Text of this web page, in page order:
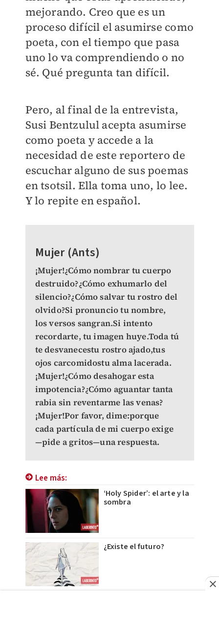
mejorando. Creo que es un
proceso difícil el asumirse como
poeta, con el tiempo que pasa
uno lo va comprendiendo o no
sé. Qué pregunta tan difícil.
Pero, al final de la entrevista,
Susi Bentzulul acepta asumirse
como poeta y accede a la
necesidad de este reportero de
escuchar alguno de sus poemas
en tsotsil. Ella toma uno, lo lee.
Y lo repite en español.
Mujer (Ants)
¡Mujer!¿Cómo nombrar tu cuerpo
destruido?¿Cómo exhumarlo del
silencio?¿Cómo salvar tu rostro del
olvido?Si pronuncio tu nombre,
los versos sangran.Si intento
recordarte, tu imagen huye.Toda tú
te desvanecestu rostro ajado,tus
ojos carcomidostu alma lacerada.
¡Mujer!¿Cómo desahogar esta
impotencia?¿Cómo aguantar tanta
rabia sin reventarme las venas?
¡Mujer!Por favor, dime:porque
cada partícula de mi cuerpo exige
—pide a gritos—una respuesta.
Lee más:
‘Holy Spider’: el arte y la
sombra
¿Existe el futuro?